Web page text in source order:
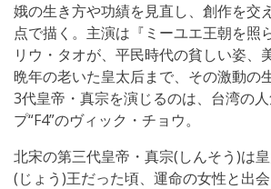
娥の生き方や功績を見直し、創作を交
点で描く。主演は『ミーユエ王朝を照
リウ・タオが、平民時代の貧しい姿、
晩年の老いた皇太后まで、その激動の
3代皇帝・真宗を演じるのは、台湾の
プ“F4”のヴィック・チョウ。
北宋の第三代皇帝・真宗(しんそう)は
(じょう)王だった頃、運命の女性と出